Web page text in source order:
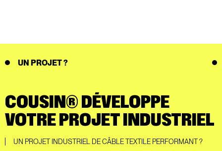
UN PROJET ?
COUSIN® DÉVELOPPE
VOTRE PROJET INDUSTRIEL
UN PROJET INDUSTRIEL DE CÂBLE TEXTILE PERFORMANT ?